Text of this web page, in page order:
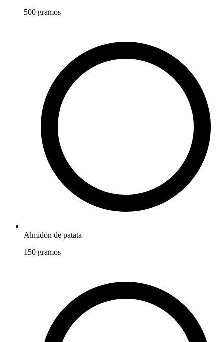
500 gramos
Almidón de patata
150 gramos